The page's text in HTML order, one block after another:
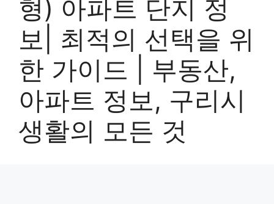
형) 아파트 단지 정
보| 최적의 선택을 위
한 가이드 | 부동산,
아파트 정보, 구리시
생활의 모든 것